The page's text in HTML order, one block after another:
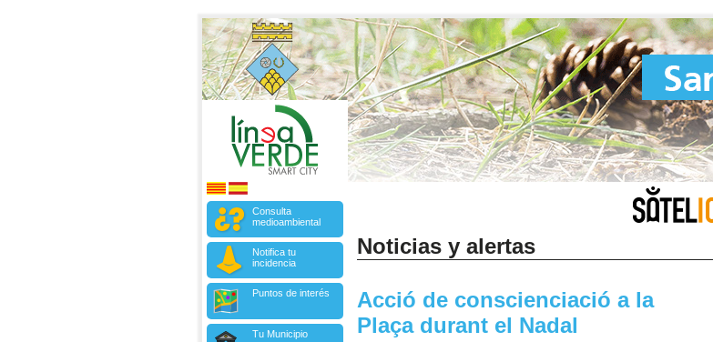
Consulta
medioambiental
Notifica tu
incidencia
Puntos de interés
Tu Municipio
Noticias y alertas
Acció de conscienciació a la
Plaça durant el Nadal